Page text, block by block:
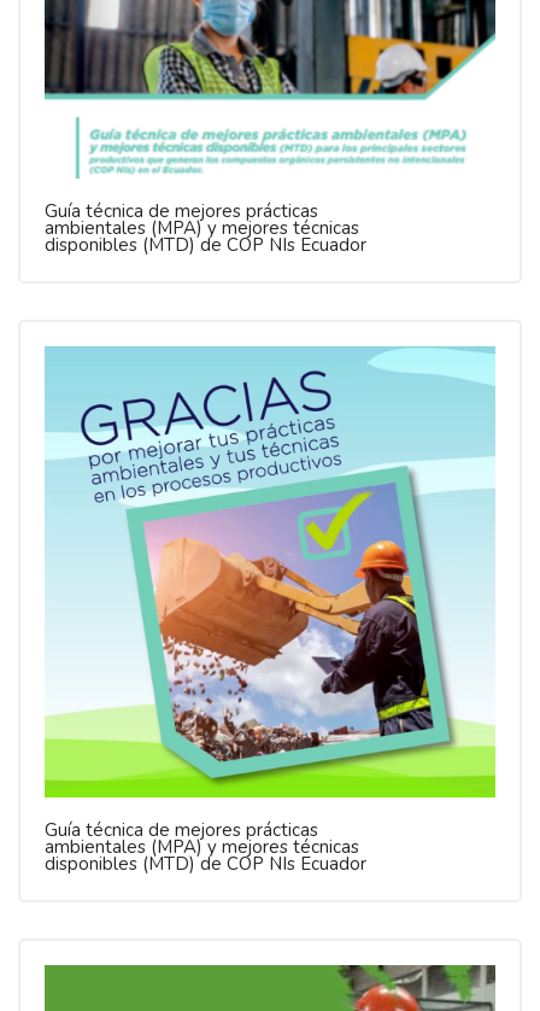
Guía técnica de mejores prácticas
ambientales (MPA) y mejores técnicas
disponibles (MTD) de COP NIs Ecuador
Guía técnica de mejores prácticas
ambientales (MPA) y mejores técnicas
disponibles (MTD) de COP NIs Ecuador